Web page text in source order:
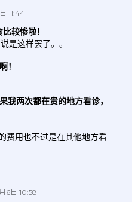
11:44
较惨啦！
是这样罢了。。
！
我两次都在贵的地方看诊，
费用也不过是在其他地方看
6日 10:58